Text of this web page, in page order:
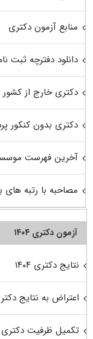
منابع آزمون دکتری
دانلود دفترچه ثبت
دکتری خارج از کشور
دکتری بدون کنکور
آخرین فهرست
مصاحبه با رتبه های
آزمون دکتری ۱۴۰۴
نتایج دکتری ۱۴۰۴
اعتراض به نتایج دکتری
تکمیل ظرفیت دکتری ۱۴۰۳